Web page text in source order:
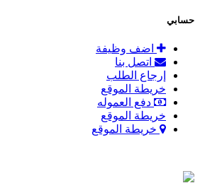
حسابي
اضف وظيفة
اتصل بنا
إرجاع الطلب
خريطة الموقع
دفع العموله
خريطة الموقع
خريطة الموقع